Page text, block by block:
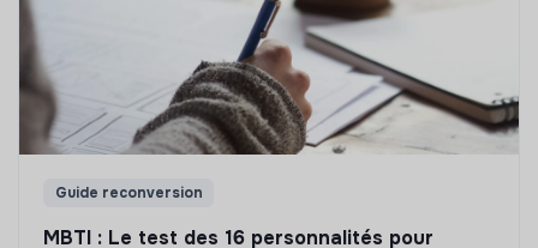
Guide reconversion
MBTI : Le test des 16 personnalités pour